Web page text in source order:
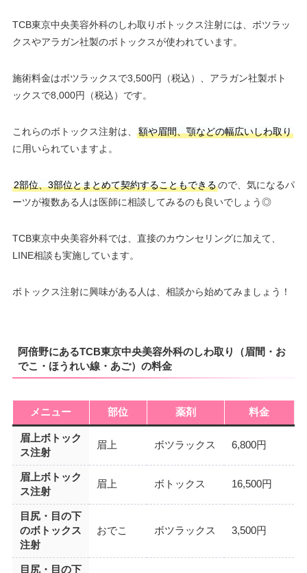
TCB東京中央美容外科のしわ取りボトックス注射には、ボツラッ
クスやアラガン社製のボトックスが使われています。
施術料金はボツラックスで3,500円（税込）、アラガン社製ボト
ックスで8,000円（税込）です。
これらのボトックス注射は、
額や眉間、顎などの幅広いしわ取り
に用いられていますよ。
2部位、3部位とまとめて契約することもできるので、気になるパ
ーツが複数ある人は医師に相談してみるのも良いでしょう◎
TCB東京中央美容外科では、直接のカウンセリングに加えて、
LINE相談も実施しています。
ボトックス注射に興味がある人は、相談から始めてみましょう！
阿倍野にあるTCB東京中央美容外科のしわ取り（眉間・お
でこ・ほうれい線・あご）の料金
メニュー 部位 薬剤 料金
眉上ボトック
ス注射
眉上 ボツラックス 6,800円
眉上ボトック
ス注射
眉上 ボトックス 16,500円
目尻・目の下
のボトックス
注射
おでこ ボツラックス 3,500円
目尻・目の下